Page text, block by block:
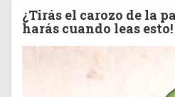
¿Tirás el carozo de la
harás cuando leas esto!